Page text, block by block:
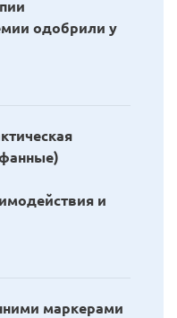
одобрили у
и
маркерами